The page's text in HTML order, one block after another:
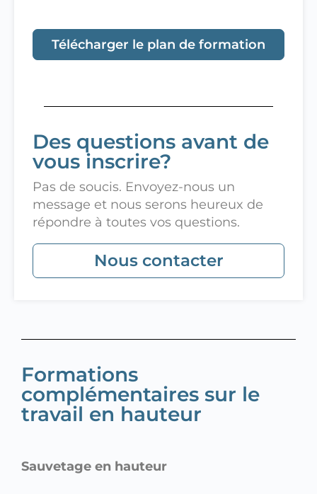
Télécharger le plan de formation
Des questions avant de
vous inscrire?
Pas de soucis. Envoyez-nous un
message et nous serons heureux de
répondre à toutes vos questions.
Nous contacter
Formations
complémentaires sur le
travail en hauteur
Sauvetage en hauteur